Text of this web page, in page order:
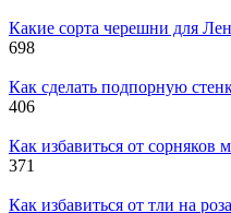
Какие сорта черешни для
698
Как сделать подпорную
406
Как избавиться от сорняков
371
Как избавиться от тли на